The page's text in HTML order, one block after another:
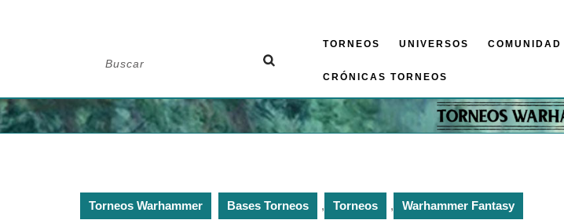
TORNEOS UNIVERSOS COMUNIDAD
CRÓNICAS TORNEOS
Torneos Warhammer Bases Torneos , Torneos , Warhammer Fantasy